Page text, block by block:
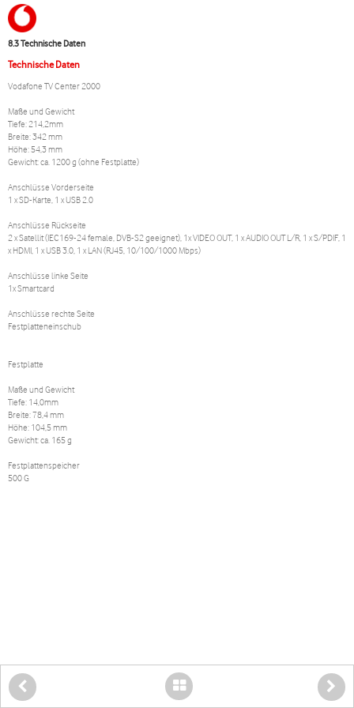
8.3 Technische Daten
Technische Daten
Vodafone TV Center 2000
Maße und Gewicht
Tiefe: 214,2mm
Breite: 342 mm
Höhe: 54,3 mm
Gewicht: ca. 1200 g (ohne Festplatte)
Anschlüsse Vorderseite
1 x SD-Karte, 1 x USB 2.0
Anschlüsse Rückseite
2 x Satellit (IEC169-24 female, DVB-S2 geeignet), 1x VIDEO OUT, 1 x AUDIO OUT L/R, 1 x S/PDIF, 1
x HDMI, 1 x USB 3.0, 1 x LAN (RJ45, 10/100/1000 Mbps)
Anschlüsse linke Seite
1x Smartcard
Anschlüsse rechte Seite
Festplatteneinschub
Festplatte
Maße und Gewicht
Tiefe: 14,0mm
Breite: 78,4 mm
Höhe: 104,5 mm
Gewicht: ca. 165 g
Festplattenspeicher
500 G